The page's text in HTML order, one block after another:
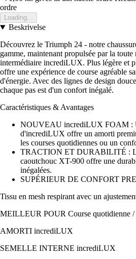
ordre
Loading...
Beskrivelse
Découvrez le Triumph 24 - notre
gamme, maintenant propulsée par la
intermédiaire incrediLUX. Plus légère et
offre une expérience de course agréable
d'énergie. Avec des lignes de design
chaque pas est d'un confort inégalé.
Caractéristiques & Avantages
NOUVEAU incrediLUX FOAM :
d'incrediLUX offre un amorti
les courses quotidiennes ou un
TRACTION ET DURABILITÉ :
caoutchouc XT-900 offre une
inégalées.
SUPÉRIEUR DE CONFORT
Tissu en mesh respirant avec un
MEILLEUR POUR Course quotidienne /
AMORTI incrediLUX
SEMELLE INTERNE incrediLUX